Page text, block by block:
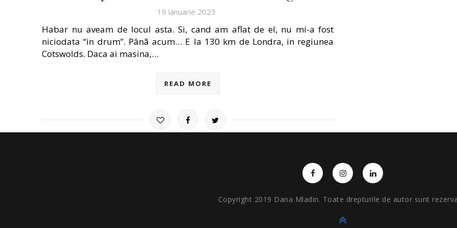
19 ianuarie 2023
Habar nu aveam de locul asta. Si, cand am aflat de el, nu mi-a fost
niciodata “in drum”. Pânã acum… E la 130 km de Londra, in regiunea
Cotswolds. Daca ai masina,…
READ MORE
Copyright 2019 Dana Mladin. Toate drepturile de autor sunt